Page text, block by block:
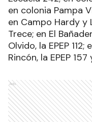
en colonia Pampa
en Campo Hardy y
Trece; en El
Olvido, la EPEP
Rincón, la EPEP
Ads